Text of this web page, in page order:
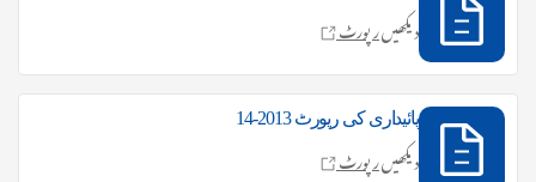
دیکھیںرپورٹ
پائیداری کی رپورٹ 2013-14
دیکھیںرپورٹ